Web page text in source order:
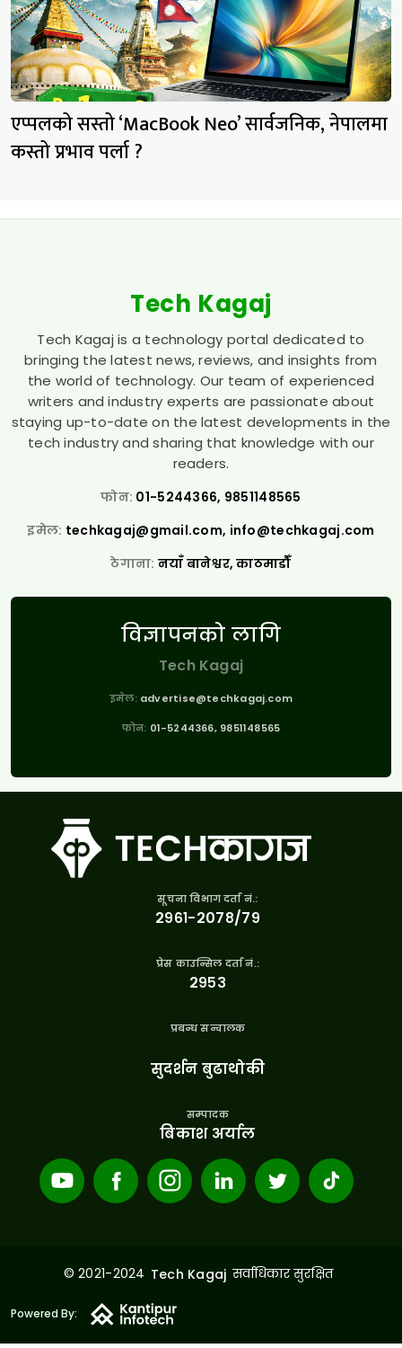
एप्पलको सस्तो ‘MacBook Neo’ सार्वजनिक, नेपालमा
कस्तो प्रभाव पर्ला ?
Tech Kagaj
Tech Kagaj is a technology portal dedicated to
bringing the latest news, reviews, and insights from
the world of technology. Our team of experienced
writers and industry experts are passionate about
staying up-to-date on the latest developments in the
tech industry and sharing that knowledge with our
readers.
फोन: 01-5244366, 9851148565
इमेल: techkagaj@gmail.com, info@techkagaj.com
ठेगाना: नयाँ बानेश्वर, काठमाडौँ
विज्ञापनको लागि
Tech Kagaj
इमेल: advertise@techkagaj.com
फोन: 01-5244366, 9851148565
सूचना विभाग दर्ता नं.:
२९६१-२०७८/७९
प्रेस काउन्सिल दर्ता नं.:
२९५३
प्रबन्ध सन्चालक
सुदर्शन बुढाथोकी
सम्पादक
बिकाश अर्याल
© 2021-2024 Tech Kagaj सर्वाधिकार सुरक्षित
Powered By: